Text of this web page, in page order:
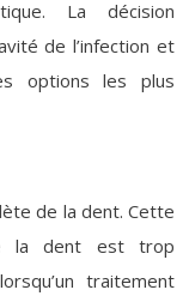
La décision
de l’infection et
options les plus
de la dent. Cette
la dent est trop
traitement